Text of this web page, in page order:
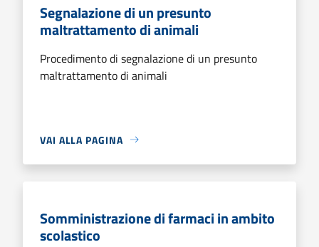
Segnalazione di un presunto
maltrattamento di animali
Procedimento di segnalazione di un presunto
maltrattamento di animali
VAI ALLA PAGINA
Somministrazione di farmaci in ambito
scolastico